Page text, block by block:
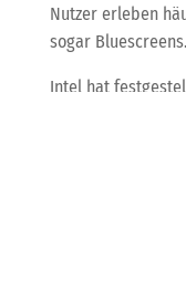
Nutzer erleben
sogar Bluescreens.
Intel hat